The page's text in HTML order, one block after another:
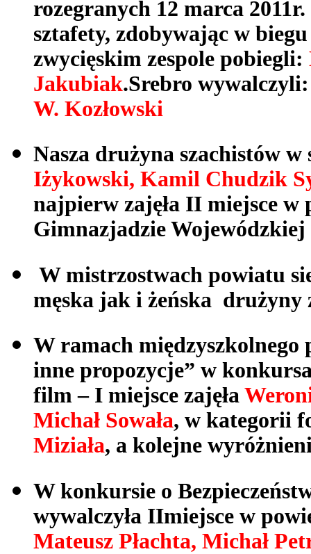
rozegranych 12 marca
sztafety, zdobywając w
zwycięskim zespole pobiegli:
Jakubiak.Srebro
W. Kozłowski
Nasza drużyna szachistów w
Iżykowski, Kamil Chudzik
najpierw zajęła II miejsce w
Gimnazjadzie Wojewódzkiej
W mistrzostwach powiatu
męska jak i żeńska drużyny
W ramach
inne propozycje” w
film – I miejsce zajęła
Michał Sowała, w kategorii
Miziała, a kolejne
W konkursie o
wywalczyła IImiejsce w
Mateusz Płachta, Michał